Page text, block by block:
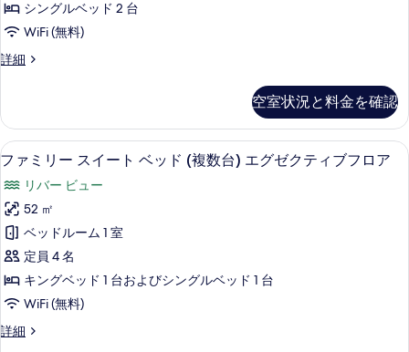
を
表
示
ー
ビ
ュ
エ
グ
ゼ
ク
テ
ィ
ブ
フ
ロ
ア
台
バ
ー
エ
グ
ゼ
ク
テ
ィ
ブ
フ
ロ
の
詳
細
ム
シ
ル
ベ
ッ
ド
2
台
リ
バ
ー
ビ
シングルベッド 2 台
WiFi (無料)
詳細
デ
ス
ル
ー
シ
ン
グ
ル
ベ
ッ
ド
2
リ
空室状況と料金を確認
フ
ァ
ミ
リ
ー
ス
イ
ー
ト
ファミリー スイート ベッド (複数台
17
ファミリー スイート ベッド (複数台) エグゼクティブフロア
リバー ビュー
52 ㎡
ベッドルーム 1 室
定員 4 名
キングベッド 1 台およびシングルベッド 1 台
WiFi (無料)
詳細
フ